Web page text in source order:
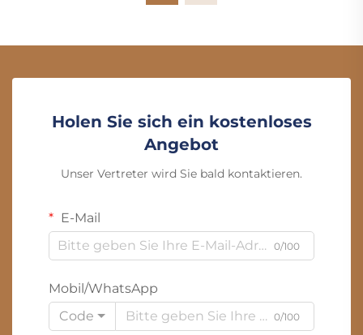
Holen Sie sich ein kostenloses
Angebot
Unser Vertreter wird Sie bald kontaktieren.
E-Mail
0/100
Mobil/WhatsApp
Code
0/100